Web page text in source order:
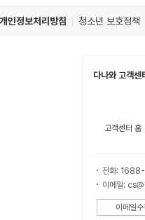
개인정보처리방침 청소년 보호정책
다나와 고객센
고객센터 홈
전화:
이메일:
이메일